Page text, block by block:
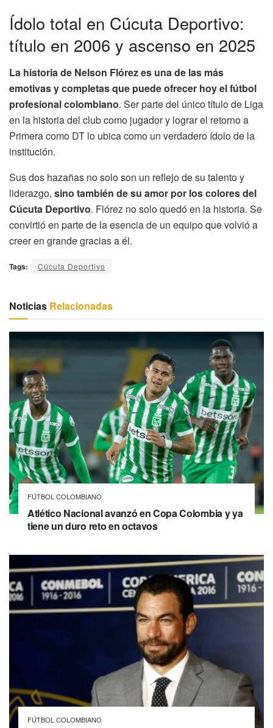
Ídolo total en Cúcuta Deportivo:
título en 2006 y ascenso en 2025
La historia de Nelson Flórez es una de las más
emotivas y completas que puede ofrecer hoy el fútbol
profesional colombiano. Ser parte del único título de Liga
en la historia del club como jugador y lograr el retorno a
Primera como DT lo ubica como un verdadero ídolo de la
institución.
Sus dos hazañas no solo son un reflejo de su talento y
liderazgo, sino también de su amor por los colores del
Cúcuta Deportivo. Flórez no solo quedó en la historia. Se
convirtió en parte de la esencia de un equipo que volvió a
creer en grande gracias a él.
Tags: Cúcuta Deportivo
Noticias Relacionadas
FÚTBOL COLOMBIANO
Atlético Nacional avanzó en Copa Colombia y ya
tiene un duro reto en octavos
FÚTBOL COLOMBIANO